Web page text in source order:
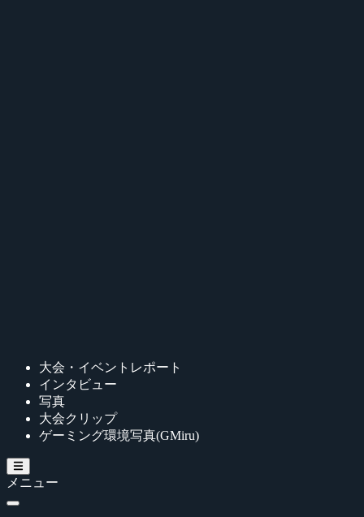
大会・イベントレポート
インタビュー
写真
大会クリップ
ゲーミング環境写真(GMiru)
メニュー